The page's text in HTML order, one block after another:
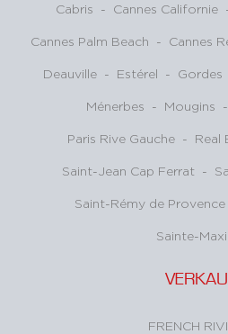
FRENCH
Cabris - Cannes Californie
Cannes Palm Beach - Cannes
Deauville - Estérel - Gordes
Ménerbes - Mougins -
Paris Rive Gauche - Real
Saint-Jean Cap Ferrat -
Saint-Rémy de Provence
Sainte-